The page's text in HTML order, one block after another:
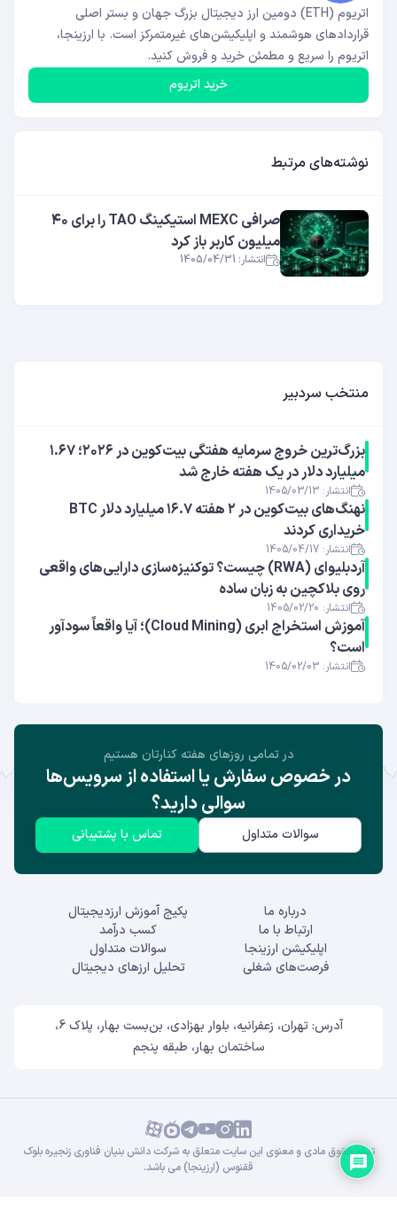
اتریوم (ETH) دومین ارز دیجیتال بزرگ جهان و بستر اصلی
قراردادهای هوشمند و اپلیکیشن‌های غیرمتمرکز است. با ارزینجا،
اتریوم را سریع و مطمئن خرید و فروش کنید.
خرید اتریوم
نوشته‌های مرتبط
صرافی MEXC استیکینگ TAO را برای ۴۰
میلیون کاربر باز کرد
انتشار: 1405/04/31
منتخب سردبیر
بزرگ‌ترین خروج سرمایه هفتگی بیت‌کوین در ۲۰۲۶؛ ۱.۶۷
میلیارد دلار در یک هفته خارج شد
انتشار: 1405/03/13
نهنگ‌های بیت‌کوین در ۲ هفته ۱۶.۷ میلیارد دلار BTC
خریداری کردند
انتشار: 1405/04/17
آر‌دبلیوای (RWA) چیست؟ توکنیزه‌سازی دارایی‌های واقعی
روی بلاکچین به زبان ساده
انتشار: 1405/02/20
آموزش استخراج ابری (Cloud Mining)؛ آیا واقعاً سودآور
است؟
انتشار: 1405/02/03
در تمامی روز‌های هفته کنارتان هستیم
در خصوص سفارش یا استفاده از سرویس‌ها
سوالی دارید؟
سوالات متداول تماس با پشتیبانی
درباره ما
ارتباط با ما
اپلیکیشن ارزینجا
فرصت‌های شغلی
پکیج آموزش ارزدیجیتال
کسب درآمد
سوالات متداول
تحلیل ارزهای دیجیتال
آدرس: تهران، زعفرانیه، بلوار بهزادی، بن‌بست بهار، پلاک 6،
ساختمان بهار، طبقه پنجم
تمام حقوق مادی و معنوی این سایت متعلق به شرکت دانش بنیان فناوری زنجیره بلوک
ققنوس (ارزینجا) می باشد.